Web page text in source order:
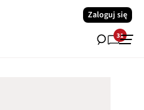
Zaloguj się
31